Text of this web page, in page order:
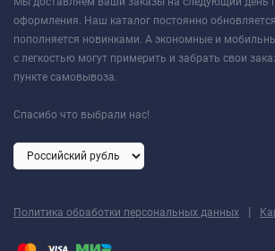
оформления. Наш каталог постоянно
пополняется новинками. А экономные и
с легкостью могут примерить и забрать свои
пункте самовывоза.
Спасибо что выбрали нас!
Политика обработки персональных данных |